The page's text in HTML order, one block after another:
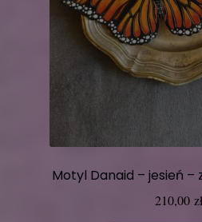
Motyl Danaid – jesień –
210,00 zł